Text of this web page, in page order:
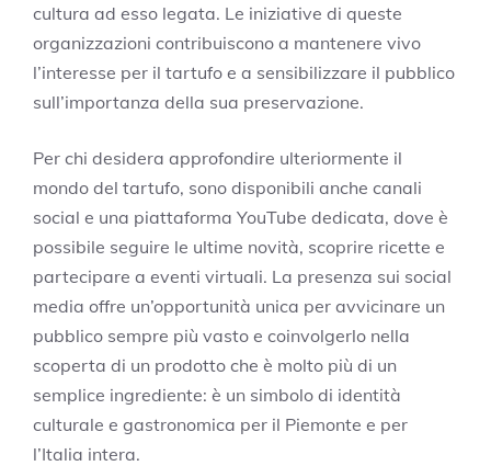
cultura ad esso legata. Le iniziative di queste
organizzazioni contribuiscono a mantenere vivo
l’interesse per il tartufo e a sensibilizzare il pubblico
sull’importanza della sua preservazione.
Per chi desidera approfondire ulteriormente il
mondo del tartufo, sono disponibili anche canali
social e una piattaforma YouTube dedicata, dove è
possibile seguire le ultime novità, scoprire ricette e
partecipare a eventi virtuali. La presenza sui social
media offre un’opportunità unica per avvicinare un
pubblico sempre più vasto e coinvolgerlo nella
scoperta di un prodotto che è molto più di un
semplice ingrediente: è un simbolo di identità
culturale e gastronomica per il Piemonte e per
l’Italia intera.